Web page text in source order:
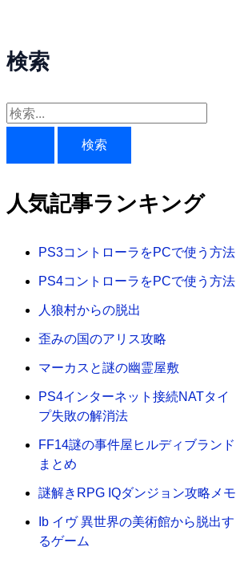
検索
検
対
象
:人気記事ランキング
PS3コントローラをPCで使う方法
PS4コントローラをPCで使う方法
人狼村からの脱出
歪みの国のアリス攻略
マーカスと謎の幽霊屋敷
PS4インターネット接続NATタイ
プ失敗の解消法
FF14謎の事件屋ヒルディブランド
まとめ
謎解きRPG IQダンジョン攻略メモ
Ib イヴ 異世界の美術館から脱出す
るゲーム